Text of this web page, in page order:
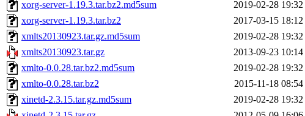
xorg-server-1.19.3.tar.bz2.md5sum
2019-02-28 19:32
xorg-server-1.19.3.tar.bz2
2017-03-15 18:12
xmlts20130923.tar.gz.md5sum
2019-02-28 19:32
xmlts20130923.tar.gz
2013-09-23 10:14
xmlto-0.0.28.tar.bz2.md5sum
2019-02-28 19:32
xmlto-0.0.28.tar.bz2
2015-11-18 08:54
xinetd-2.3.15.tar.gz.md5sum
2019-02-28 19:32